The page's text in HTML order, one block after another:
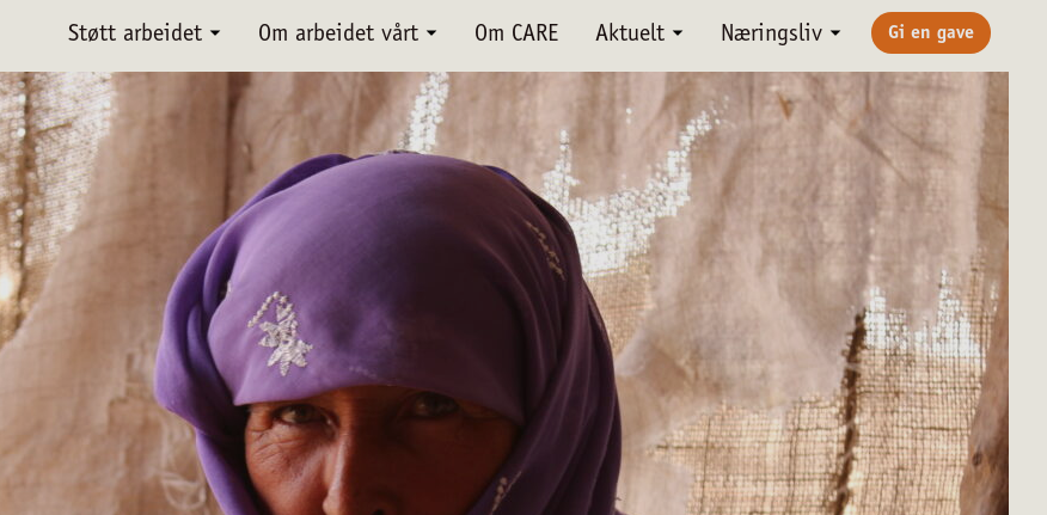
Støtt arbeidet Om arbeidet vårt Om CARE Aktuelt Næringsliv Gi en gave